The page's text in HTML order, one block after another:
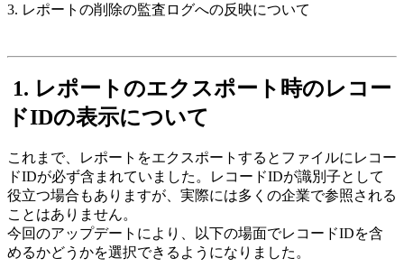
3. レポートの削除の監査ログへの反映について
1. レポートのエクスポート時のレコー
ドIDの表示について
これまで、レポートをエクスポートするとファイルにレコー
ドIDが必ず含まれていました。レコードIDが識別子として
役立つ場合もありますが、実際には多くの企業で参照される
ことはありません。
今回のアップデートにより、以下の場面でレコードIDを含
めるかどうかを選択できるようになりました。